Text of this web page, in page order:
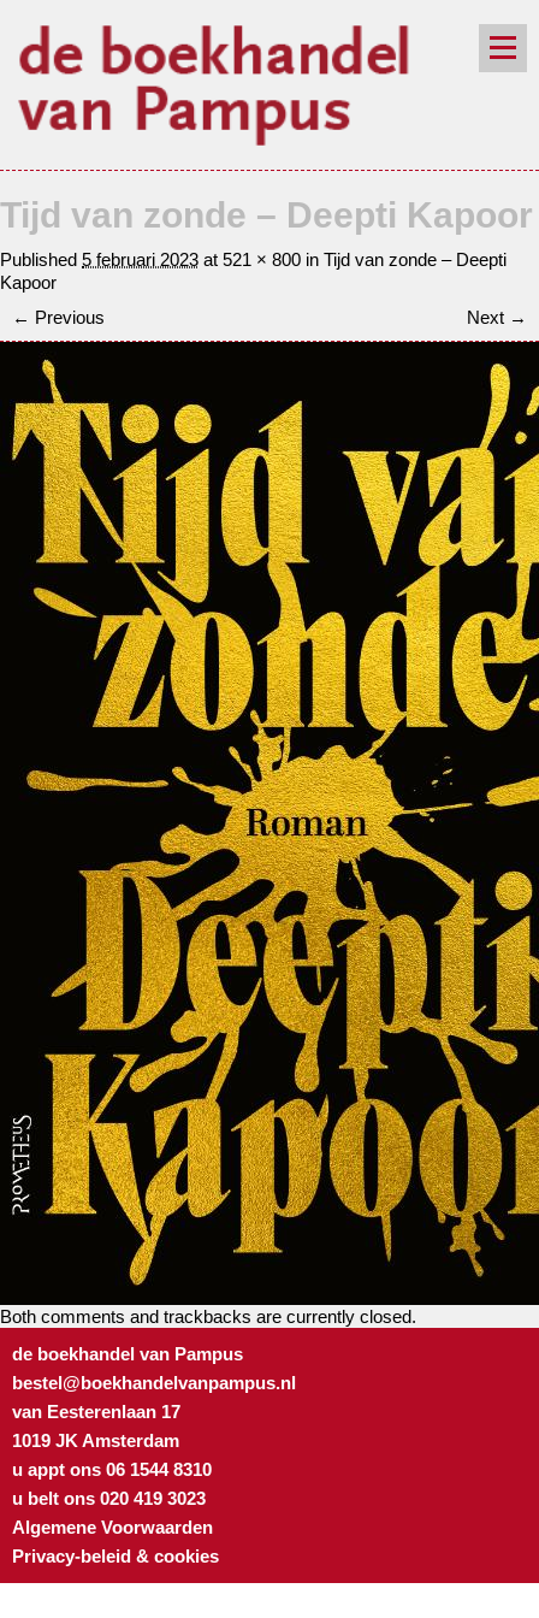
nieuwsbrief
Tijd van zonde – Deepti Kapoor
Published 5 februari 2023 at 521 × 800 in Tijd van zonde – Deepti
Kapoor
← Previous
Next →
Both comments and trackbacks are currently closed.
de boekhandel van Pampus
bestel@boekhandelvanpampus.nl
van Eesterenlaan 17
1019 JK Amsterdam
u appt ons 06 1544 8310
u belt ons 020 419 3023
Algemene Voorwaarden
Privacy-beleid & cookies